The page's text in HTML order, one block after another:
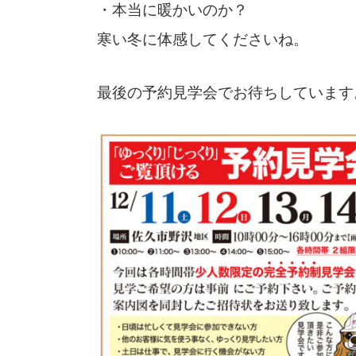
・本当に暖かいのか？
寒い冬に体感してくださいね。
最後の予約見学会でお待ちしていま